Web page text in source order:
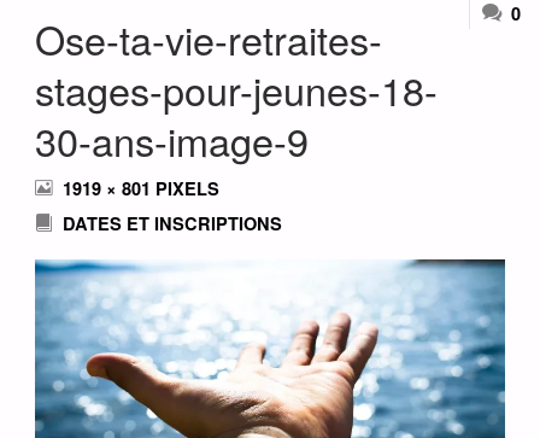
Ose-ta-vie-retraites-
stages-pour-jeunes-18-
30-ans-image-9
0
FULL
SIZE
1919 × 801 PIXELS
DATES ET INSCRIPTIONS